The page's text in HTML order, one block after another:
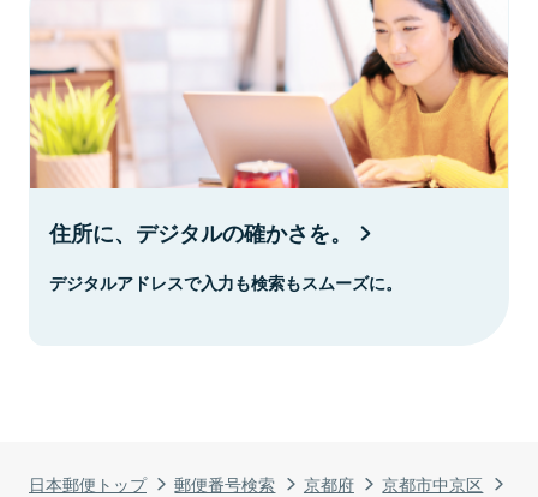
日本郵便トップ 郵便番号検索 京都府
京都市中京区
住所に、デジタルの確かさを。
デジタルアドレスで入力も検索もスムーズに。